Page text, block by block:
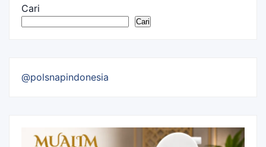
Cari
Cari
@polsnapindonesia